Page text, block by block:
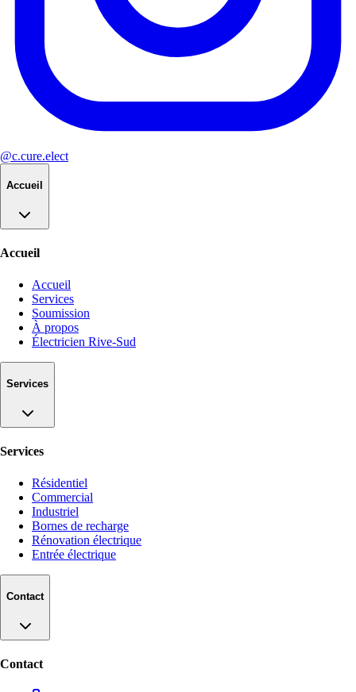
@c.cure.elect
Accueil
Accueil
Accueil
Services
Soumission
À propos
Électricien Rive-Sud
Services
Services
Résidentiel
Commercial
Industriel
Bornes de recharge
Rénovation électrique
Entrée électrique
Contact
Contact